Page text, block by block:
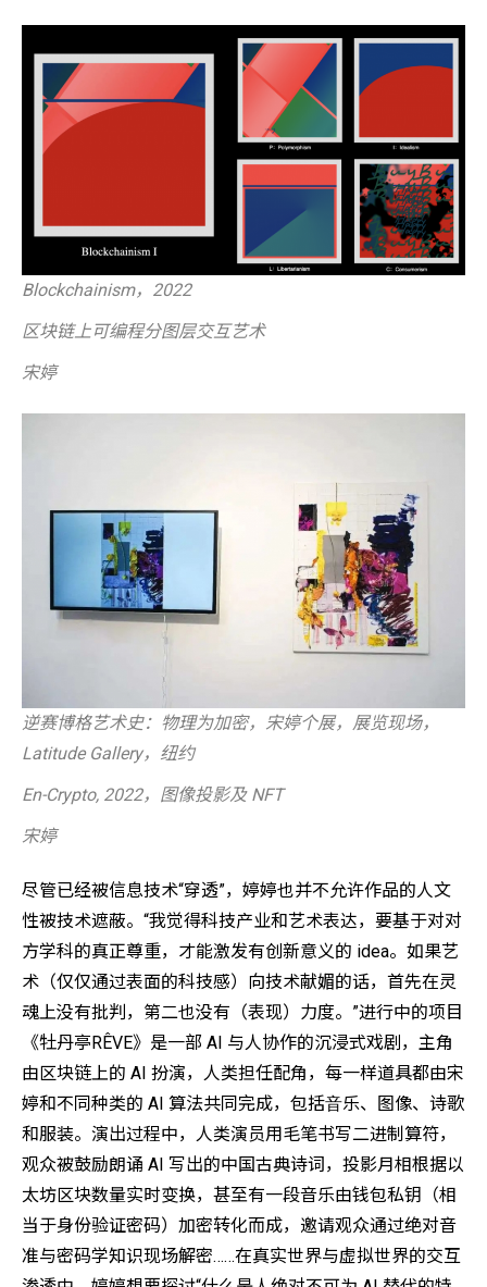
Blockchainism，2022
区块链上可编程分图层交互艺术
宋婷
逆赛博格艺术史：物理为加密，宋婷个展，展览现场，
Latitude Gallery，纽约
En-Crypto, 2022，图像投影及 NFT
宋婷
尽管已经被信息技术“穿透”，婷婷也并不允许作品的人文
性被技术遮蔽。“我觉得科技产业和艺术表达，要基于对对
方学科的真正尊重，才能激发有创新意义的 idea。如果艺
术（仅仅通过表面的科技感）向技术献媚的话，首先在灵
魂上没有批判，第二也没有（表现）力度。”进行中的项目
《牡丹亭RÊVE》是一部 AI 与人协作的沉浸式戏剧，主角
由区块链上的 AI 扮演，人类担任配角，每⼀样道具都由宋
婷和不同种类的 AI 算法共同完成，包括⾳乐、图像、诗歌
和服装。演出过程中，人类演员用毛笔书写二进制算符，
观众被鼓励朗诵 AI 写出的中国古典诗词，投影月相根据以
太坊区块数量实时变换，甚至有一段音乐由钱包私钥（相
当于身份验证密码）加密转化而成，邀请观众通过绝对音
准与密码学知识现场解密……在真实世界与虚拟世界的交互